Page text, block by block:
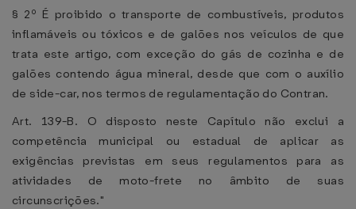
§ 2º É proibido o transporte de combustíveis, produtos
inflamáveis ou tóxicos e de galões nos veículos de que
trata este artigo, com exceção do gás de cozinha e de
galões contendo água mineral, desde que com o auxílio
de side-car, nos termos de regulamentação do Contran.
Art. 139-B. O disposto neste Capítulo não exclui a
competência municipal ou estadual de aplicar as
exigências previstas em seus regulamentos para as
atividades de moto-frete no âmbito de suas
circunscrições."